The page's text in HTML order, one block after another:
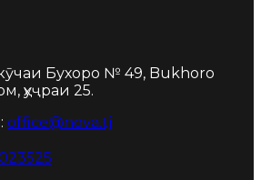
Бухоро № 49, Bukhoro
ҳуҷраи 25.
office@nova.tj